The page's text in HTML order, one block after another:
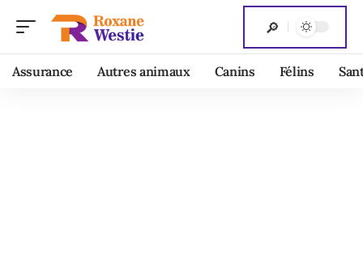
Assurance Autres animaux Canins Félins